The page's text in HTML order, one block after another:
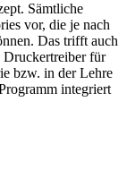
Sämtliche
vor, die je nach
Das trifft auch
Druckertreiber für
bzw. in der Lehre
integriert